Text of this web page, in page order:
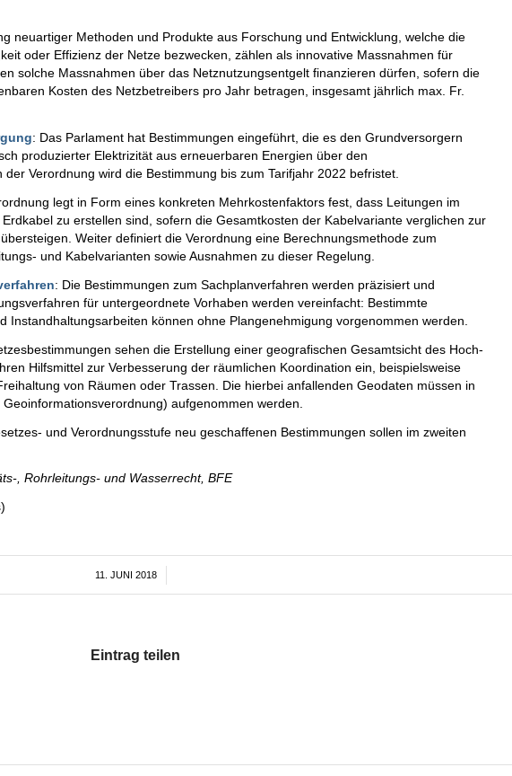
neuartiger Methoden und Produkte aus Forschung und Entwicklung, welche die
oder Effizienz der Netze bezwecken, zählen als innovative Massnahmen für
solche Massnahmen über das Netznutzungsentgelt finanzieren dürfen, sofern die
Kosten des Netzbetreibers pro Jahr betragen, insgesamt jährlich max. Fr.
: Das Parlament hat Bestimmungen eingeführt, die es den Grundversorgern
produzierter Elektrizität aus erneuerbaren Energien über den
Verordnung wird die Bestimmung bis zum Tarifjahr 2022 befristet.
legt in Form eines konkreten Mehrkostenfaktors fest, dass Leitungen im
zu erstellen sind, sofern die Gesamtkosten der Kabelvariante verglichen zur
Weiter definiert die Verordnung eine Berechnungs­methode zum
und Kabelvarianten sowie Ausnahmen zu dieser Regelung.
: Die Bestimmungen zum Sachplanverfahren werden präzisiert und
für untergeordnete Vorhaben werden vereinfacht: Bestimmte
Instandhaltungsarbeiten können ohne Plangenehmigung vorgenommen werden.
sehen die Erstellung einer geografischen Gesamtsicht des Hoch-
Hilfsmittel zur Verbesserung der räumlichen Koordination ein, beispielsweise
von Räumen oder Trassen. Die hierbei anfallenden Geodaten müssen in
aufgenommen werden.
und Verordnungsstufe neu geschaffenen Bestimmungen sollen im zweiten
, Rohrleitungs- und Wasserrecht, BFE
11. JUNI 2018
/
Eintrag teilen